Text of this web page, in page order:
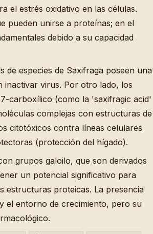
el estrés oxidativo en las células.
pueden unirse a proteínas; en el
debido a su capacidad
de especies de Saxifraga poseen una
inactivar virus. Por otro lado, los
carboxílico (como la 'saxifragic acid'
complejas con estructuras de
citotóxicos contra líneas celulares
(protección del hígado).
grupos galoilo, que son derivados
un potencial significativo para
estructuras proteicas. La presencia
el entorno de crecimiento, pero su